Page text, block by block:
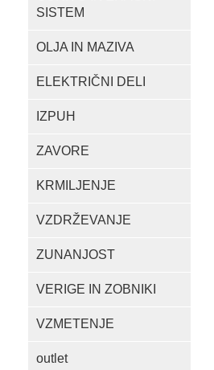
SISTEM
OLJA IN MAZIVA
ELEKTRIČNI DELI
IZPUH
ZAVORE
KRMILJENJE
VZDRŽEVANJE
ZUNANJOST
VERIGE IN ZOBNIKI
VZMETENJE
outlet